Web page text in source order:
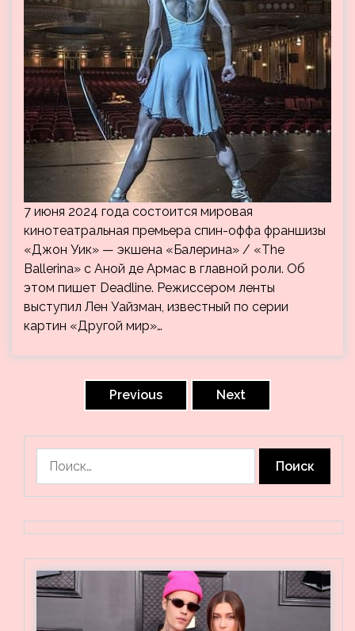
7 июня 2024 года состоится мировая
кинотеатральная премьера спин-оффа франшизы
«Джон Уик» — экшена «Балерина» / «The
Ballerina» с Аной де Армас в главной роли. Об
этом пишет Deadline. Режиссером ленты
выступил Лен Уайзман, известный по серии
картин «Другой мир»…
Previous Next